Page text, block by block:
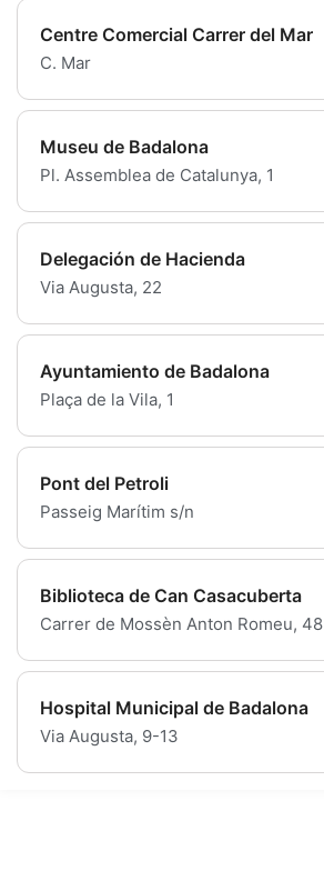
Centre Comercial Carrer del Mar
C. Mar
Museu de Badalona
Pl. Assemblea de Catalunya, 1
Delegación de Hacienda
Via Augusta, 22
Ayuntamiento de Badalona
Plaça de la Vila, 1
Pont del Petroli
Passeig Marítim s/n
Biblioteca de Can Casacuberta
Carrer de Mossèn Anton Romeu, 48
Hospital Municipal de Badalona
Via Augusta, 9-13